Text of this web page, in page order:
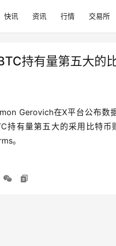
快讯 资讯 行情 交易所
持有量第五大的
Gerovich在X平台公布
持有量第五大的采用比特
。